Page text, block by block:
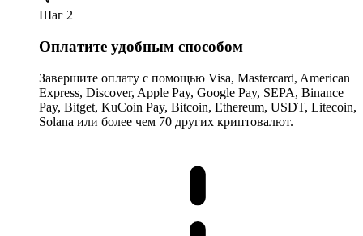
Шаг 2
Оплатите удобным способом
Завершите оплату с помощью Visa, Mastercard, American
Express, Discover, Apple Pay, Google Pay, SEPA, Binance
Pay, Bitget, KuCoin Pay, Bitcoin, Ethereum, USDT, Litecoin,
Solana или более чем 70 других криптовалют.